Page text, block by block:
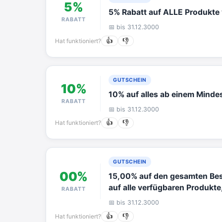
5%
RABATT
5% Rabatt auf ALLE
📅 bis 31.12.3000
Hat funktioniert?
👍 👎
10%
RABATT
GUTSCHEIN
10% auf alles ab einem
📅 bis 31.12.3000
Hat funktioniert?
👍 👎
00%
RABATT
GUTSCHEIN
15,00% auf den gesamten
auf alle verfügbaren
📅 bis 31.12.3000
Hat funktioniert?
👍 👎